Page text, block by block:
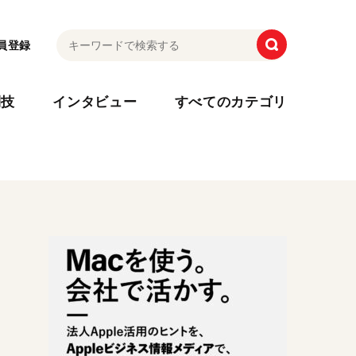
登録
インタビュー すべてのカテゴリ